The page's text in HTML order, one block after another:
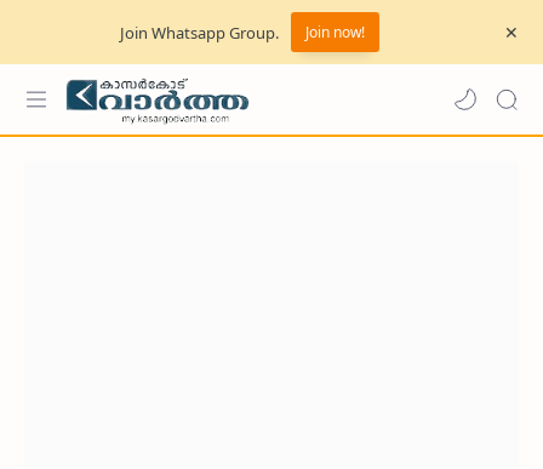
Join Whatsapp Group. Join now!